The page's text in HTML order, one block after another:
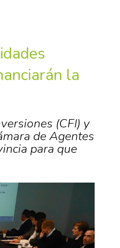
la
(CFI) y
de Agentes
para que